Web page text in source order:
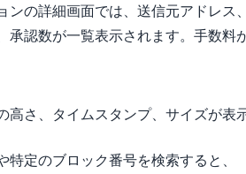
ンの詳細画面では、送信元アドレス
承認数が一覧表示されます。手数料
高さ、タイムスタンプ、サイズが
特定のブロック番号を検索すると、